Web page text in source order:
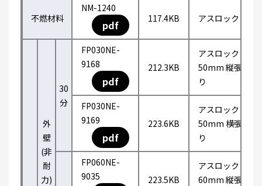
不燃材料
NM-1240
pdf 117.4KB アスロック
外
壁
(非
耐
力)
30
分
FP030NE-
9168
pdf
212.3KB
アスロック
50mm 縦張
り
FP030NE-
9169
pdf
223.6KB
アスロック
50mm 横張
り
FP060NE-
9035
223.5KB
アスロック
60mm 縦張